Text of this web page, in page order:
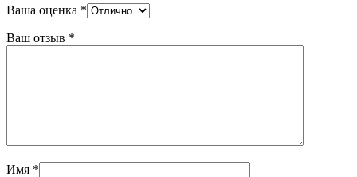
Ваша оценка *
Ваш отзыв *
Имя *